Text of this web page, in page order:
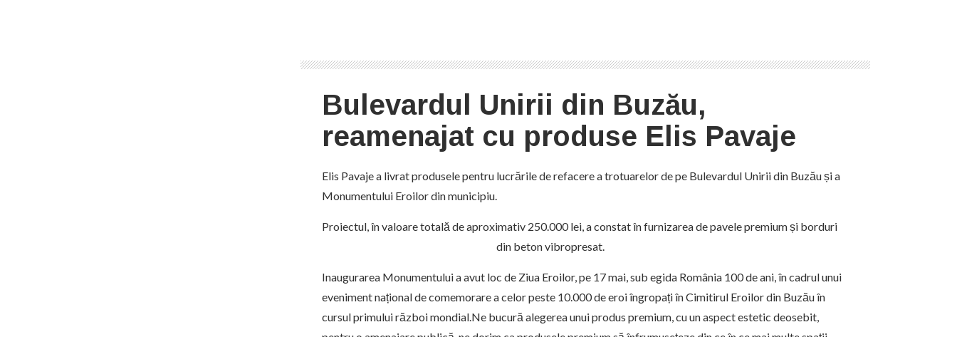
Bulevardul Unirii din Buzău,
reamenajat cu produse Elis Pavaje
Elis Pavaje a livrat produsele pentru lucrările de refacere a trotuarelor de pe Bulevardul Unirii din Buzău și a
Monumentului Eroilor din municipiu.
Proiectul, în valoare totală de aproximativ 250.000 lei, a constat în furnizarea de pavele premium și borduri
din beton vibropresat.
Inaugurarea Monumentului a avut loc de Ziua Eroilor, pe 17 mai, sub egida România 100 de ani, în cadrul unui
eveniment național de comemorare a celor peste 10.000 de eroi îngropați în Cimitirul Eroilor din Buzău în
cursul primului război mondial.Ne bucură alegerea unui produs premium, cu un aspect estetic deosebit,